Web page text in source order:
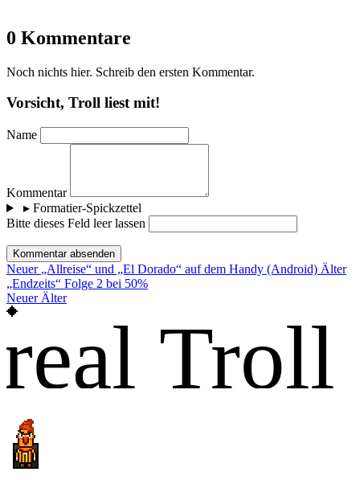
0 Kommentare
Noch nichts hier. Schreib den ersten Kommentar.
Vorsicht, Troll liest mit!
Name
Kommentar
▸Formatier-Spickzettel
Bitte dieses Feld leer lassen
Kommentar absenden
Neuer „Allreise“ und „El Dorado“ auf dem Handy (Android) Älter
„Endzeits“ Folge 2 bei 50%
Neuer Älter
real Troll